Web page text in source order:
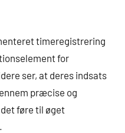
timeregistrering
for
ser, at deres indsats
præcise og
føre til øget